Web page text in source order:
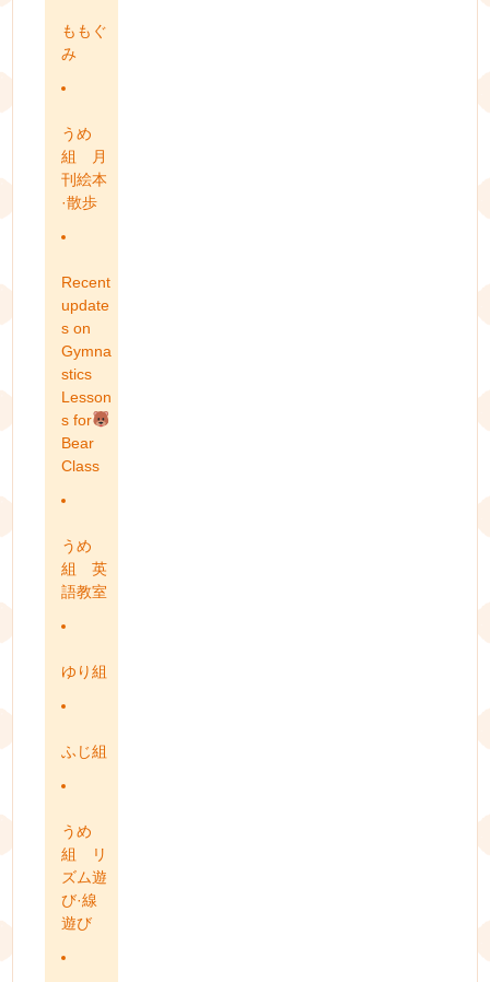
ももぐ
み
うめ
組 月
刊絵本
·散歩
Recent
update
s on
Gymna
stics
Lesson
s for
Bear
Class
うめ
組 英
語教室
ゆり組
ふじ組
うめ
組 リ
ズム遊
び·線
遊び